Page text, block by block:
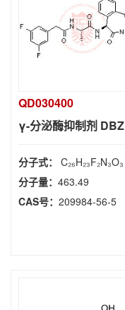
QD030400
γ-分泌酶抑制剂 DBZ
分子式： C₂₆H₂₃F₂N₃O₃
分子量： 463.49
CAS号： 209984-56-5